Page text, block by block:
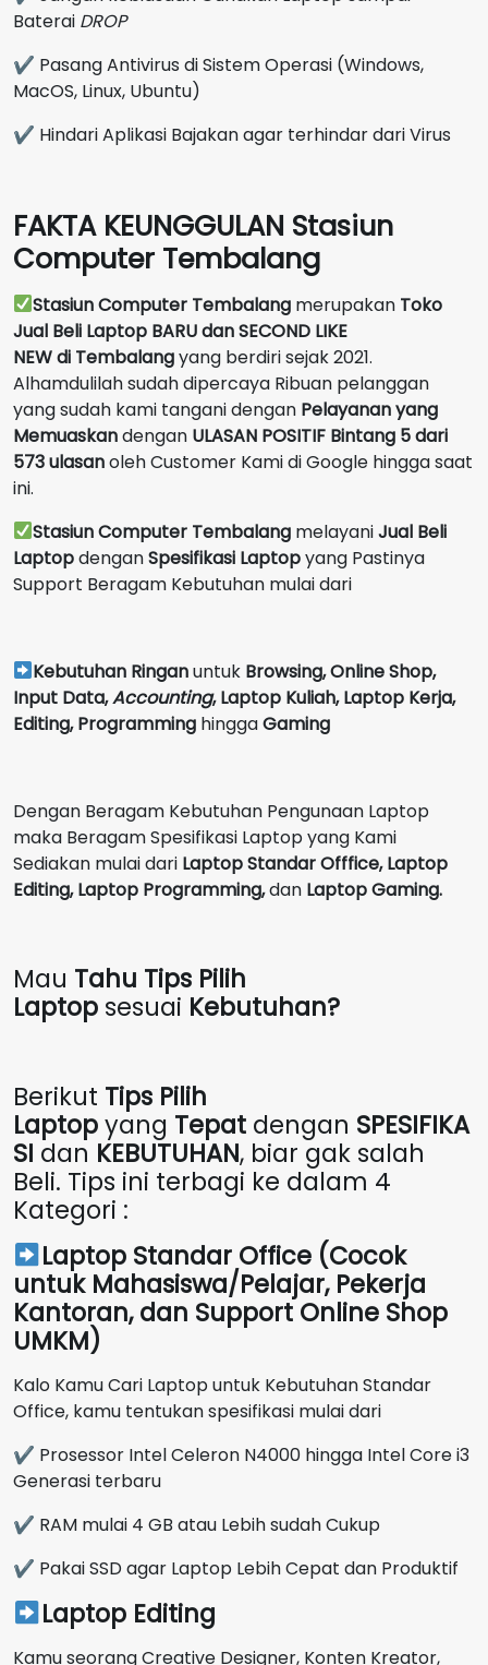
Baterai DROP
✔ Pasang Antivirus di Sistem Operasi (Windows,
MacOS, Linux, Ubuntu)
✔ Hindari Aplikasi Bajakan agar terhindar dari Virus
FAKTA KEUNGGULAN Stasiun
Computer Tembalang
Stasiun Computer Tembalang merupakan Toko
Jual Beli Laptop BARU dan SECOND LIKE
NEWdi Tembalangyang berdiri sejak 2021.
Alhamdulilah sudah dipercaya Ribuan pelanggan
yang sudah kami tangani dengan Pelayanan yang
Memuaskandengan ULASAN POSITIF Bintang 5 dari
573 ulasanoleh Customer Kami di Google hingga saat
ini.
Stasiun Computer Tembalang melayaniJual Beli
LaptopdenganSpesifikasi Laptopyang Pastinya
Support Beragam Kebutuhan mulai dari
Kebutuhan Ringanuntuk Browsing, Online Shop,
Input Data,Accounting, Laptop Kuliah, Laptop Kerja,
Editing, Programming hinggaGaming
Dengan Beragam Kebutuhan Pengunaan Laptop
maka Beragam Spesifikasi Laptop yang Kami
Sediakan mulai dari Laptop Standar Offfice, Laptop
Editing, Laptop Programming,dan Laptop Gaming.
Mau Tahu Tips Pilih
Laptop sesuai Kebutuhan?
Berikut Tips Pilih
Laptopyang Tepat dengan SPESIFIKA
SI dan KEBUTUHAN, biar gak salah
Beli. Tips ini terbagi ke dalam 4
Kategori :
Laptop Standar Office (Cocok
untuk Mahasiswa/Pelajar, Pekerja
Kantoran, dan Support Online Shop
UMKM)
Kalo Kamu Cari Laptop untuk Kebutuhan Standar
Office, kamu tentukan spesifikasi mulai dari
✔ Prosessor Intel Celeron N4000 hingga Intel Core i3
Generasi terbaru
✔ RAM mulai 4 GB atau Lebih sudah Cukup
✔ Pakai SSD agar Laptop Lebih Cepat dan Produktif
Laptop Editing
Kamu seorang Creative Designer, Konten Kreator,